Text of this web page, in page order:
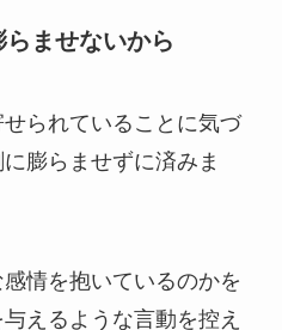
ませないから
られていることに気づ
膨らませずに済みま
情を抱いているのかを
えるような言動を控え